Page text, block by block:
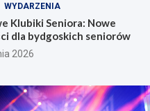
WYDARZENIA
Klubiki Seniora: Nowe
dla bydgoskich seniorów
2026